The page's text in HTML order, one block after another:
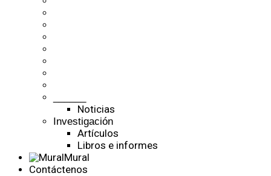
Noticias
Investigación
Artículos
Libros e informes
Mural
Contáctenos